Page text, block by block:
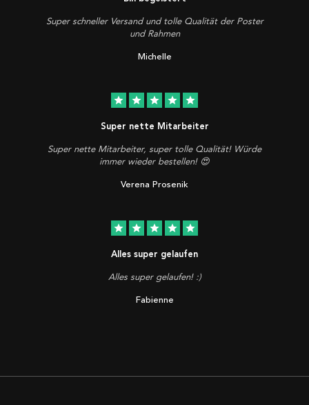
Super schneller Versand und tolle Qualität der Poster
und Rahmen
Michelle
star star star star star
Super nette Mitarbeiter
Super nette Mitarbeiter, super tolle Qualität! Würde
immer wieder bestellen! 😍
Verena Prosenik
star star star star star
Alles super gelaufen
Alles super gelaufen! :)
Fabienne